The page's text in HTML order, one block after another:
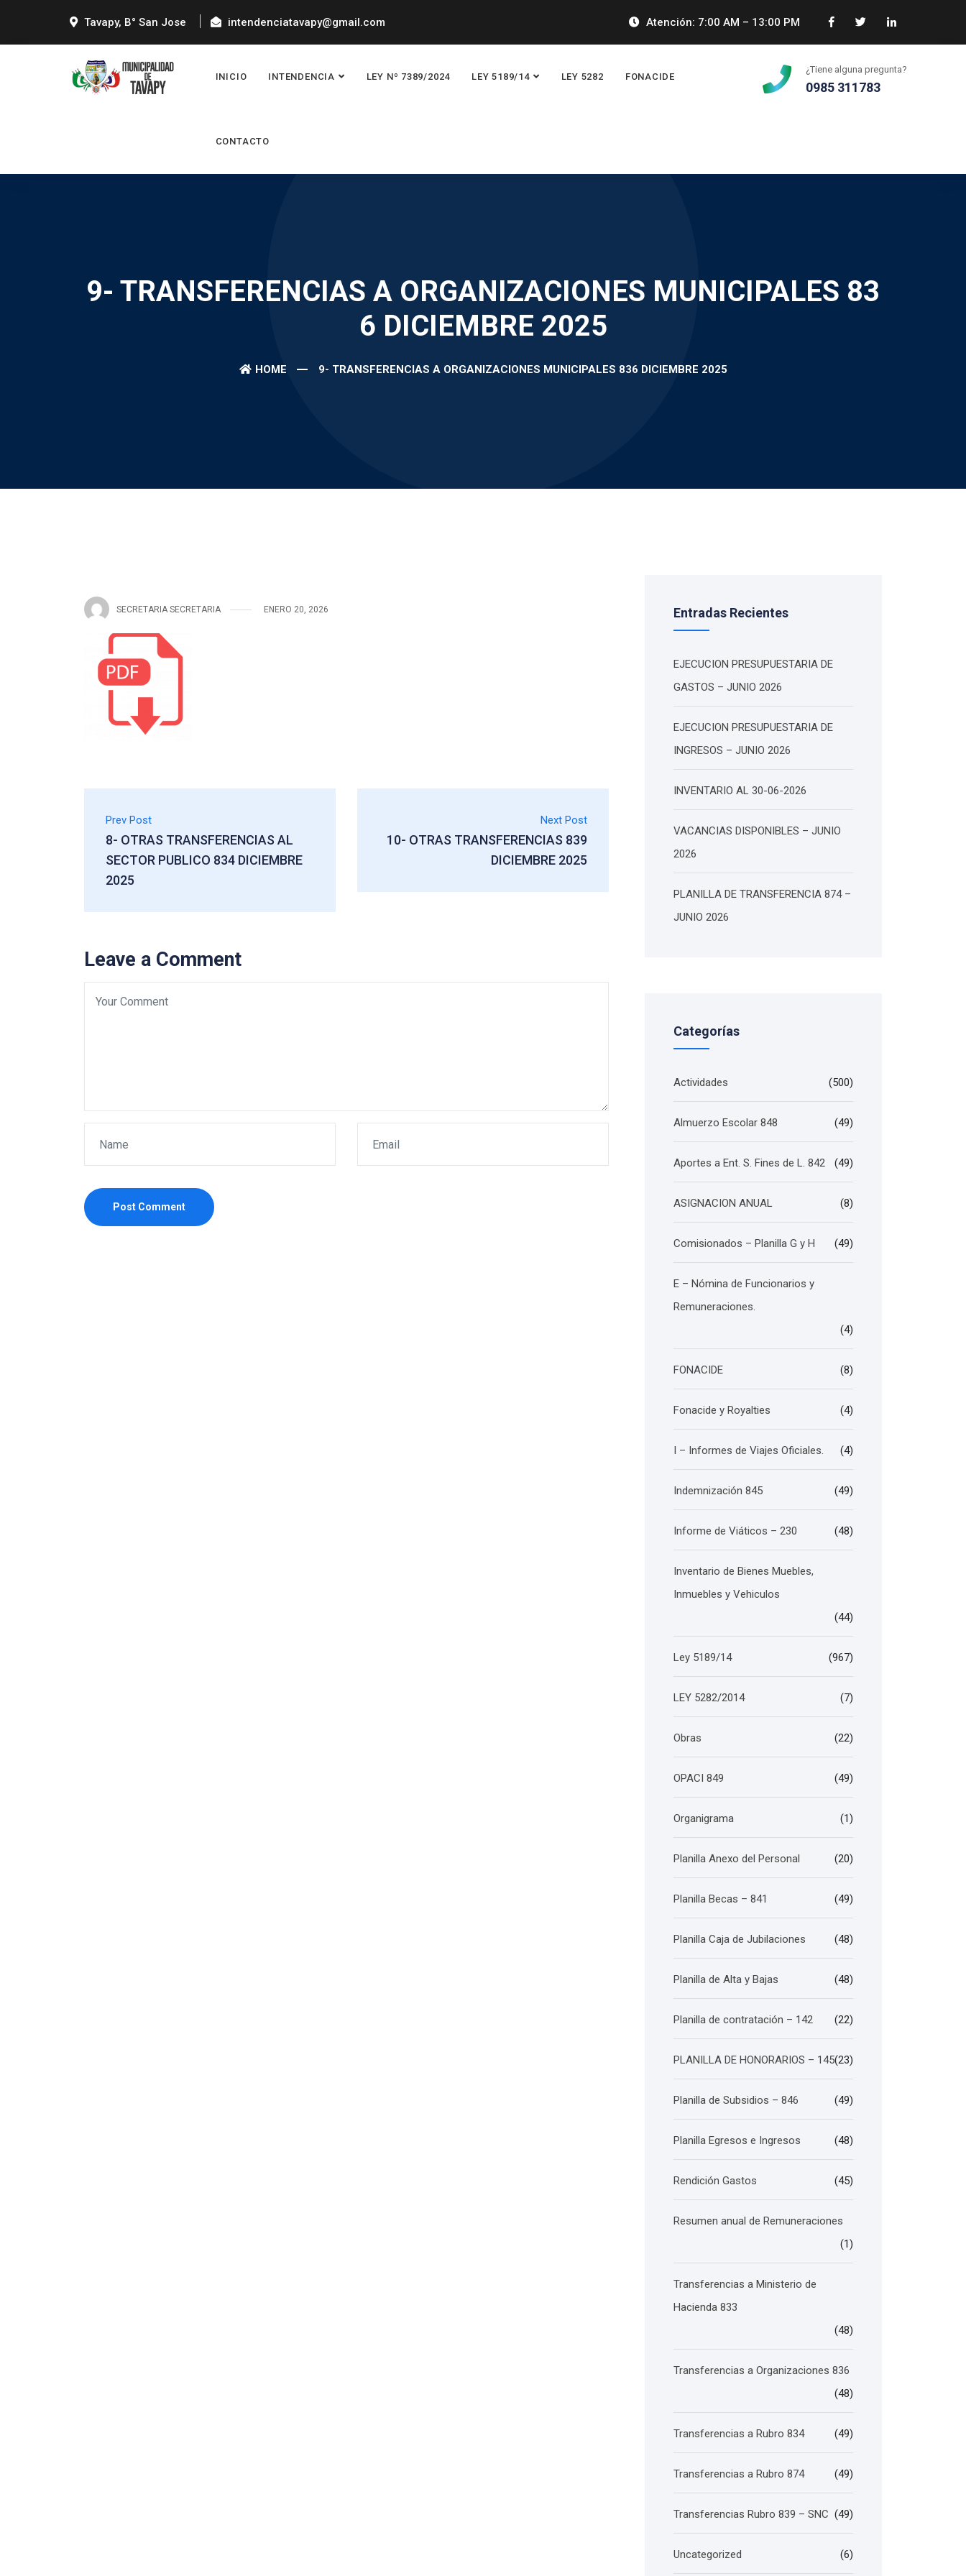
Tavapy, B° San Jose intendenciatavapy@gmail.com Atención: 7:00 AM – 13:00 PM
¿Tiene alguna pregunta?
0985 311783
INICIO INTENDENCIA LEY Nº 7389/2024 LEY 5189/14 LEY 5282 FONACIDE
CONTACTO
9- TRANSFERENCIAS A ORGANIZACIONES MUNICIPALES 83
6 DICIEMBRE 2025
HOME 9- TRANSFERENCIAS A ORGANIZACIONES MUNICIPALES 836 DICIEMBRE 2025
SECRETARIA SECRETARIA ENERO 20, 2026
Prev Post
8- OTRAS TRANSFERENCIAS AL
SECTOR PUBLICO 834 DICIEMBRE
2025
Next Post
10- OTRAS TRANSFERENCIAS 839
DICIEMBRE 2025
Leave a Comment
Post Comment
Entradas Recientes
EJECUCION PRESUPUESTARIA DE
GASTOS – JUNIO 2026
EJECUCION PRESUPUESTARIA DE
INGRESOS – JUNIO 2026
INVENTARIO AL 30-06-2026
VACANCIAS DISPONIBLES – JUNIO
2026
PLANILLA DE TRANSFERENCIA 874 –
JUNIO 2026
Categorías
Actividades (500)
Almuerzo Escolar 848 (49)
Aportes a Ent. S. Fines de L. 842 (49)
ASIGNACION ANUAL (8)
Comisionados – Planilla G y H (49)
E – Nómina de Funcionarios y
Remuneraciones.
(4)
FONACIDE (8)
Fonacide y Royalties (4)
I – Informes de Viajes Oficiales. (4)
Indemnización 845 (49)
Informe de Viáticos – 230 (48)
Inventario de Bienes Muebles,
Inmuebles y Vehiculos
(44)
Ley 5189/14 (967)
LEY 5282/2014 (7)
Obras (22)
OPACI 849 (49)
Organigrama (1)
Planilla Anexo del Personal (20)
Planilla Becas – 841 (49)
Planilla Caja de Jubilaciones (48)
Planilla de Alta y Bajas (48)
Planilla de contratación – 142 (22)
PLANILLA DE HONORARIOS – 145(23)
Planilla de Subsidios – 846 (49)
Planilla Egresos e Ingresos (48)
Rendición Gastos (45)
Resumen anual de Remuneraciones
(1)
Transferencias a Ministerio de
Hacienda 833
(48)
Transferencias a Organizaciones 836
(48)
Transferencias a Rubro 834 (49)
Transferencias a Rubro 874 (49)
Transferencias Rubro 839 – SNC (49)
Uncategorized (6)